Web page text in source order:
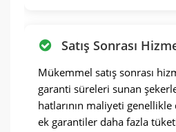
Satış Sonrası
Mükemmel satış sonrası
garanti süreleri sunan
hatlarının maliyeti
ek garantiler daha fazla